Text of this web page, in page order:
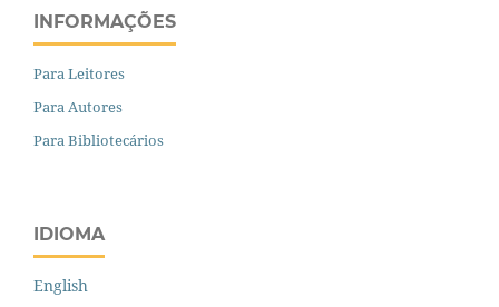
INFORMAÇÕES
Para Leitores
Para Autores
Para Bibliotecários
IDIOMA
English